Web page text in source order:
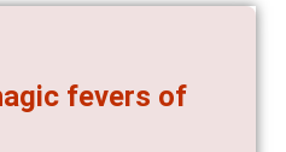
fevers of